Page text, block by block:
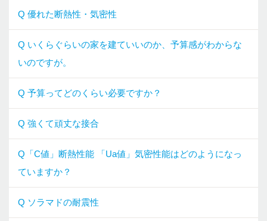
Q 優れた断熱性・気密性
Q いくらぐらいの家を建ていいのか、予算感がわからな
いのですが。
Q 予算ってどのくらい必要ですか？
Q 強くて頑丈な接合
Q「C値」断熱性能 「Ua値」気密性能はどのようになっ
ていますか？
Q ソラマドの耐震性